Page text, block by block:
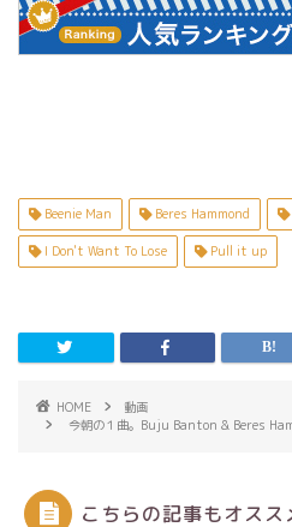
Beenie Man Beres Hammond
I Don't Want To Lose Pull it up
HOME
動画
今朝の１曲。Buju Banton & Beres
こちらの記事もオスス